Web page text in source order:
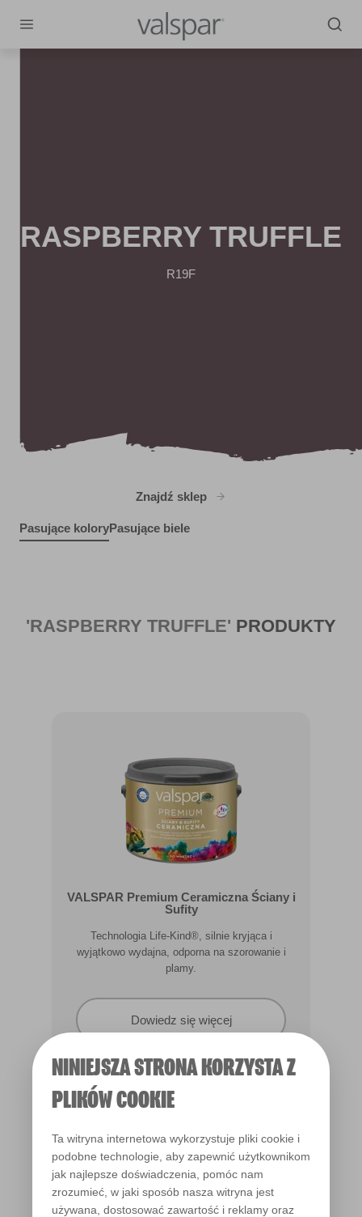
NINIEJSZA STRONA KORZYSTA Z
PLIKÓW COOKIE
Ta witryna internetowa wykorzystuje pliki cookie i
podobne technologie, aby zapewnić użytkownikom
jak najlepsze doświadczenia, pomóc nam
zrozumieć, w jaki sposób nasza witryna jest
używana, dostosować zawartość i reklamy oraz
RASPBERRY TRUFFLE
R19F
Znajdź sklep
Pasujące koloryPasujące biele
'RASPBERRY TRUFFLE' PRODUKTY
VALSPAR Premium Ceramiczna Ściany i
Sufity
Technologia Life-Kind®, silnie kryjąca i
wyjątkowo wydajna, odporna na szorowanie i
plamy.
Dowiedz się więcej
Raspberry Truffle
R19F